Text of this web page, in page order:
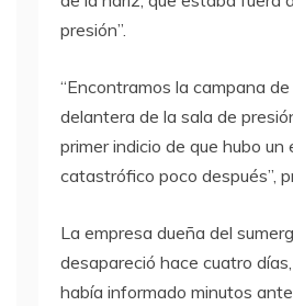
presión”.
“Encontramos la campana
delantera de la sala de
primer indicio de que hubo un
catastrófico poco después”,
La empresa dueña del
desapareció hace cuatro
había informado minutos